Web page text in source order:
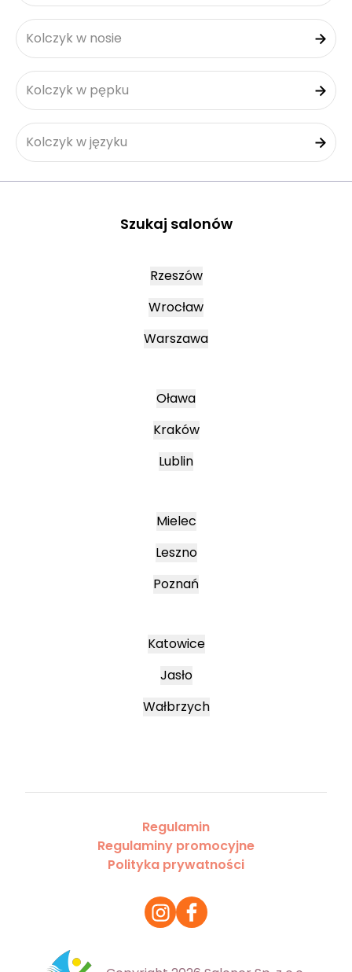
Kolczyk w nosie
Kolczyk w pępku
Kolczyk w języku
Szukaj salonów
Rzeszów
Wrocław
Warszawa
Oława
Kraków
Lublin
Mielec
Leszno
Poznań
Katowice
Jasło
Wałbrzych
Regulamin
Regulaminy promocyjne
Polityka prywatności